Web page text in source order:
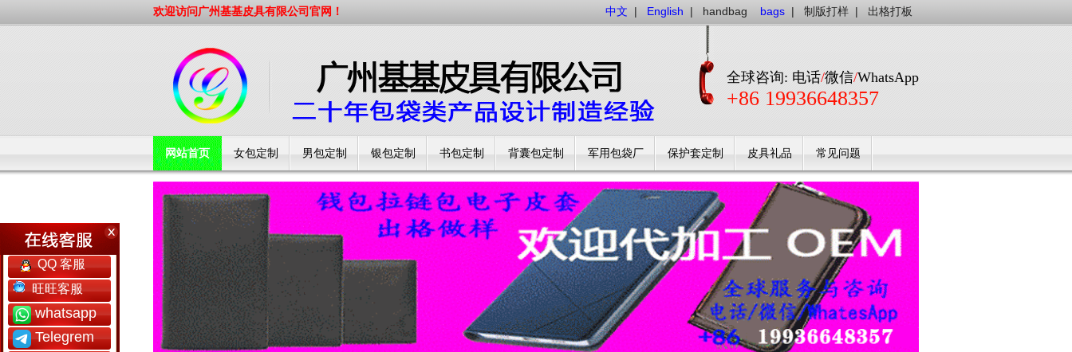
欢迎访问广州基基皮具有限公司官网！ 中文 | English | handbag bags | 制版打样 | 出格打板
全球咨询: 电话/微信/WhatsApp
+86 19936648357
网站首页 女包定制 男包定制 银包定制 书包定制 背囊包定制 军用包袋厂 保护套定制 皮具礼品 常见问题
工厂简介
QQ 客服
旺旺客服
whatsapp
Telegrem